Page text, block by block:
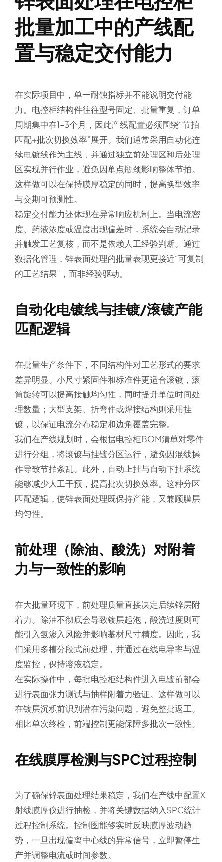
批量加工中的产线配
置与稳定交付能力
在实际项目中，单一耐蚀指标并不能说明交付能
力。电控柜结构件往往型号固定、批量重复，订单
周期集中在1–3个月，因此产线配置必须围绕“节拍
匹配+批次切换效率”展开。我们通常采用自动化连
续电镀线作为主线，并通过独立前处理区和后处理
区实现并行作业，避免因单点瓶颈影响整体节拍。
这样做可以在保持膜厚稳定的同时，提高换型效率
与交期可预测性。
稳定交付能力还体现在异常响应机制上。当电流密
度、药液浓度或温度出现偏差时，系统会自动记录
并触发工艺复核，而不是依赖人工经验判断。通过
数据化管理，锌表面处理的批量表现更接近“可复制
的工艺结果”，而非经验驱动。
自动化电镀线与挂镀/滚镀产能
匹配逻辑
在批量生产条件下，不同结构件对工艺形式的要求
差异明显。小尺寸紧固件和标准件更适合滚镀，滚
筒旋转可以提高接触均匀性，同时提升单位时间处
理数量；大型支架、折弯件或焊接结构则采用挂
镀，以保证电流分布稳定和边角覆盖完整。
我们在产线规划时，会根据电控柜BOM清单对零件
进行分组，将滚镀与挂镀分区运行，避免因混线操
作导致节拍紊乱。此外，自动上挂与自动下挂系统
能够减少人工干预，提高批次切换效率。这种分区
匹配逻辑，使锌表面处理既保持产能，又兼顾膜层
均匀性。
前处理（除油、酸洗）对附着
力与一致性的影响
在大批量环境下，前处理质量直接决定后续锌层附
着力。除油不彻底会导致镀层起泡，酸洗过度则可
能引入氢渗入风险并影响基材尺寸精度。因此，我
们采用多槽分段式前处理，并通过在线电导率与温
度监控，保持溶液稳定。
在实际操作中，每批电控柜结构件进入电镀前都会
进行表面张力测试与抽样附着力验证。这样做可以
在镀层沉积前识别潜在污染问题，避免整批返工。
相比单次终检，前端控制更能保障多批次一致性。
在线膜厚检测与SPC过程控制
为了确保锌表面处理结果稳定，我们在产线中配置X
射线膜厚仪进行抽检，并将关键数据纳入SPC统计
过程控制系统。控制图能够实时反映膜厚波动趋
势，一旦出现偏离中心线的异常信号，立即暂停生
产并调整电流或时间参数。